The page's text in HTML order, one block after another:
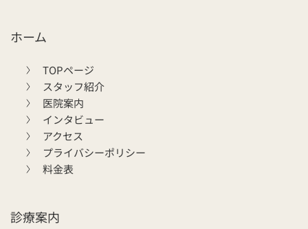
ホーム
TOPページ
スタッフ紹介
医院案内
インタビュー
アクセス
プライバシーポリシー
料金表
診療案内